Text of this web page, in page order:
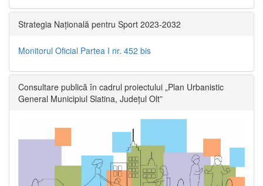
Strategia Națională pentru Sport 2023-2032
Monitorul Oficial Partea I nr. 452 bis
Consultare publică în cadrul proiectului „Plan Urbanistic
General Municipiul Slatina, Județul Olt”